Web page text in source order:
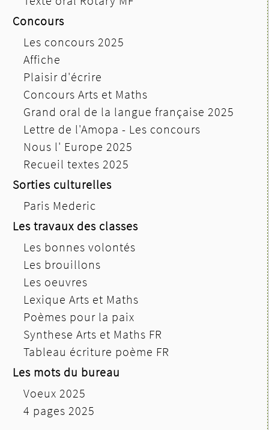
Concours
Les concours 2025
Affiche
Plaisir d'écrire
Concours Arts et Maths
Grand oral de la langue française 2025
Lettre de l'Amopa - Les concours
Nous l' Europe 2025
Recueil textes 2025
Sorties culturelles
Paris Mederic
Les travaux des classes
Les bonnes volontés
Les brouillons
Les oeuvres
Lexique Arts et Maths
Poèmes pour la paix
Synthese Arts et Maths FR
Tableau écriture poème FR
Les mots du bureau
Voeux 2025
4 pages 2025